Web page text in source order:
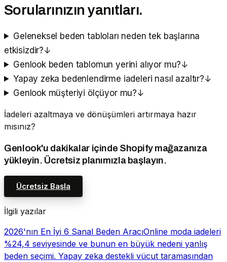
Sorularınızın yanıtları.
Geleneksel beden tabloları neden tek başlarına
etkisizdir?↓
Genlook beden tablomun yerini alıyor mu?↓
Yapay zeka bedenlendirme iadeleri nasıl azaltır?↓
Genlook müşteriyi ölçüyor mu?↓
İadeleri azaltmaya ve dönüşümleri artırmaya hazır
mısınız?
Genlook'u dakikalar içinde Shopify mağazanıza
yükleyin. Ücretsiz planımızla başlayın.
Ücretsiz Başla
İlgili yazılar
2026'nın En İyi 6 Sanal Beden AracıOnline moda iadeleri
%24,4 seviyesinde ve bunun en büyük nedeni yanlış
beden seçimi. Yapay zeka destekli vücut taramasından